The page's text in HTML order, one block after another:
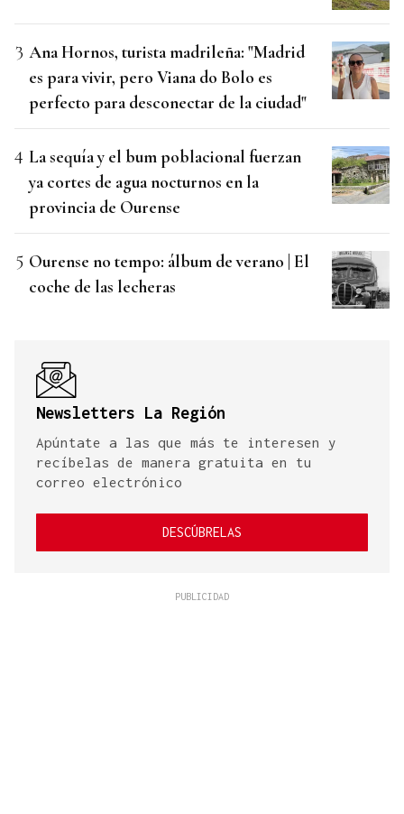
Ana Hornos, turista madrileña: "Madrid
es para vivir, pero Viana do Bolo es
perfecto para desconectar de la ciudad"
La sequía y el bum poblacional fuerzan
ya cortes de agua nocturnos en la
provincia de Ourense
Ourense no tempo: álbum de verano | El
coche de las lecheras
Newsletters La Región
Apúntate a las que más te interesen y
recíbelas de manera gratuita en tu
correo electrónico
DESCÚBRELAS